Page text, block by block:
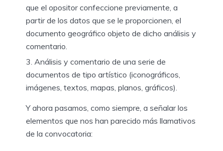
que el opositor confeccione previamente, a
partir de los datos que se le proporcionen, el
documento geográfico objeto de dicho análisis y
comentario.
Análisis y comentario de una serie de
documentos de tipo artístico (iconográficos,
imágenes, textos, mapas, planos, gráficos).
Y ahora pasamos, como siempre, a señalar los
elementos que nos han parecido más llamativos
de la convocatoria: